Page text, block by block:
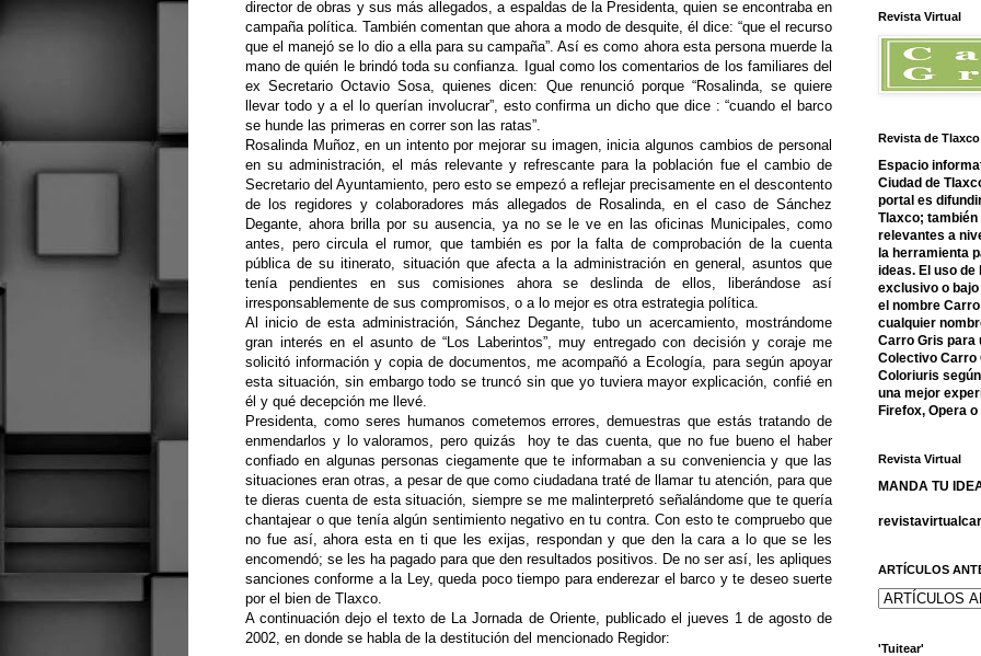
director de obras y sus más allegados, a espaldas de la Presidenta, quien se encontraba en
campaña política. También comentan que ahora a modo de desquite, él dice: “que el recurso
que el manejó se lo dio a ella para su campaña”. Así es como ahora esta persona muerde la
mano de quién le brindó toda su confianza. Igual como los comentarios de los familiares del
ex Secretario Octavio Sosa, quienes dicen: Que renunció porque “Rosalinda, se quiere
llevar todo y a el lo querían involucrar”, esto confirma un dicho que dice : “cuando el barco
se hunde las primeras en correr son las ratas”.
Rosalinda Muñoz, en un intento por mejorar su imagen, inicia algunos cambios de personal
en su administración, el más relevante y refrescante para la población fue el cambio de
Secretario del Ayuntamiento, pero esto se empezó a reflejar precisamente en el descontento
de los regidores y colaboradores más allegados de Rosalinda, en el caso de Sánchez
Degante, ahora brilla por su ausencia, ya no se le ve en las oficinas Municipales, como
antes, pero circula el rumor, que también es por la falta de comprobación de la cuenta
pública de su itinerato, situación que afecta a la administración en general, asuntos que
tenía pendientes en sus comisiones ahora se deslinda de ellos, liberándose así
irresponsablemente de sus compromisos, o a lo mejor es otra estrategia política.
Al inicio de esta administración, Sánchez Degante, tubo un acercamiento, mostrándome
gran interés en el asunto de “Los Laberintos”, muy entregado con decisión y coraje me
solicitó información y copia de documentos, me acompañó a Ecología, para según apoyar
esta situación, sin embargo todo se truncó sin que yo tuviera mayor explicación, confié en
él y qué decepción me llevé.
Presidenta, como seres humanos cometemos errores, demuestras que estás tratando de
enmendarlos y lo valoramos, pero quizás hoy te das cuenta, que no fue bueno el haber
confiado en algunas personas ciegamente que te informaban a su conveniencia y que las
situaciones eran otras, a pesar de que como ciudadana traté de llamar tu atención, para que
te dieras cuenta de esta situación, siempre se me malinterpretó señalándome que te quería
chantajear o que tenía algún sentimiento negativo en tu contra. Con esto te compruebo que
no fue así, ahora esta en ti que les exijas, respondan y que den la cara a lo que se les
encomendó; se les ha pagado para que den resultados positivos. De no ser así, les apliques
sanciones conforme a la Ley, queda poco tiempo para enderezar el barco y te deseo suerte
por el bien de Tlaxco.
A continuación dejo el texto de La Jornada de Oriente, publicado el jueves 1 de agosto de
2002, en donde se habla de la destitución del mencionado Regidor:
Revista Virtual
Revista de Tlaxco
Espacio
Ciudad de
portal es
Tlaxco;
relevantes a
la herramienta
ideas. El uso
exclusivo o
el nombre
cualquier
Carro Gris para
Colectivo Carro
Coloriuris
una mejor
Firefox, Opera
Revista Virtual
MANDA TU
ARTÍCULOS
'Tuitear'